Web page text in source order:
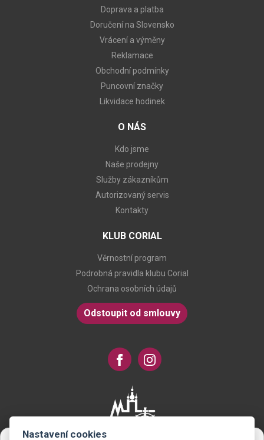
Doprava a platba
Doručení na Slovensko
Vrácení a výměny
Reklamace
Obchodní podmínky
Puncovní značky
Likvidace hodinek
O NÁS
Kdo jsme
Naše prodejny
Služby zákazníkům
Autorizovaný servis
Kontakty
KLUB CORIAL
Věrnostní program
Podrobná pravidla klubu Corial
Ochrana osobních údajů
Odstoupit od smlouvy
Nastavení cookies